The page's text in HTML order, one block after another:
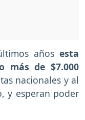
años esta
más de $7.000
nacionales y al
y esperan poder